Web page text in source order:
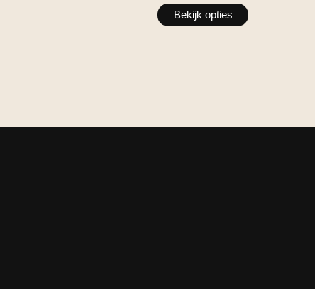
Bekijk opties